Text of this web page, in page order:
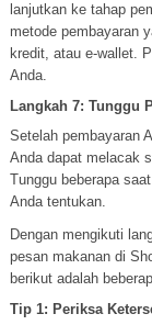
lanjutkan ke tahap
metode pembayaran
kredit, atau e-wallet.
Anda.
Langkah 7: Tunggu
Setelah pembayaran
Anda dapat melacak
Tunggu beberapa
Anda tentukan.
Dengan mengikuti
pesan makanan di
berikut adalah
Tip 1: Periksa